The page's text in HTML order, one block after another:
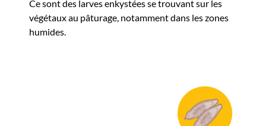
Ce sont des larves enkystées se trouvant sur les
végétaux au pâturage, notamment dans les zones
humides.